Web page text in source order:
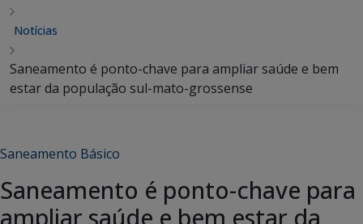
Notícias
Saneamento é ponto-chave para ampliar saúde e bem
estar da população sul-mato-grossense
Saneamento Básico
Saneamento é ponto-chave para
ampliar saúde e bem estar da